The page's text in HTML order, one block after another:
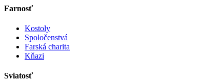
Farnosť
Kostoly
Spoločenstvá
Farská charita
Kňazi
Sviatosť